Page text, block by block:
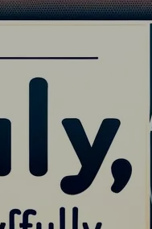
Категории